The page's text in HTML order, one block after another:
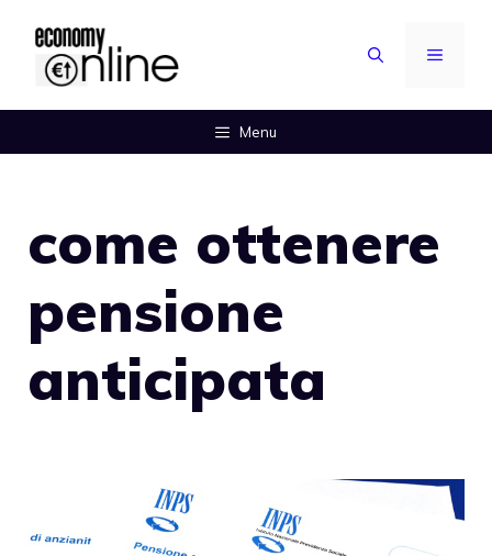
contenuto
MENU
Menu
come ottenere
pensione
anticipata